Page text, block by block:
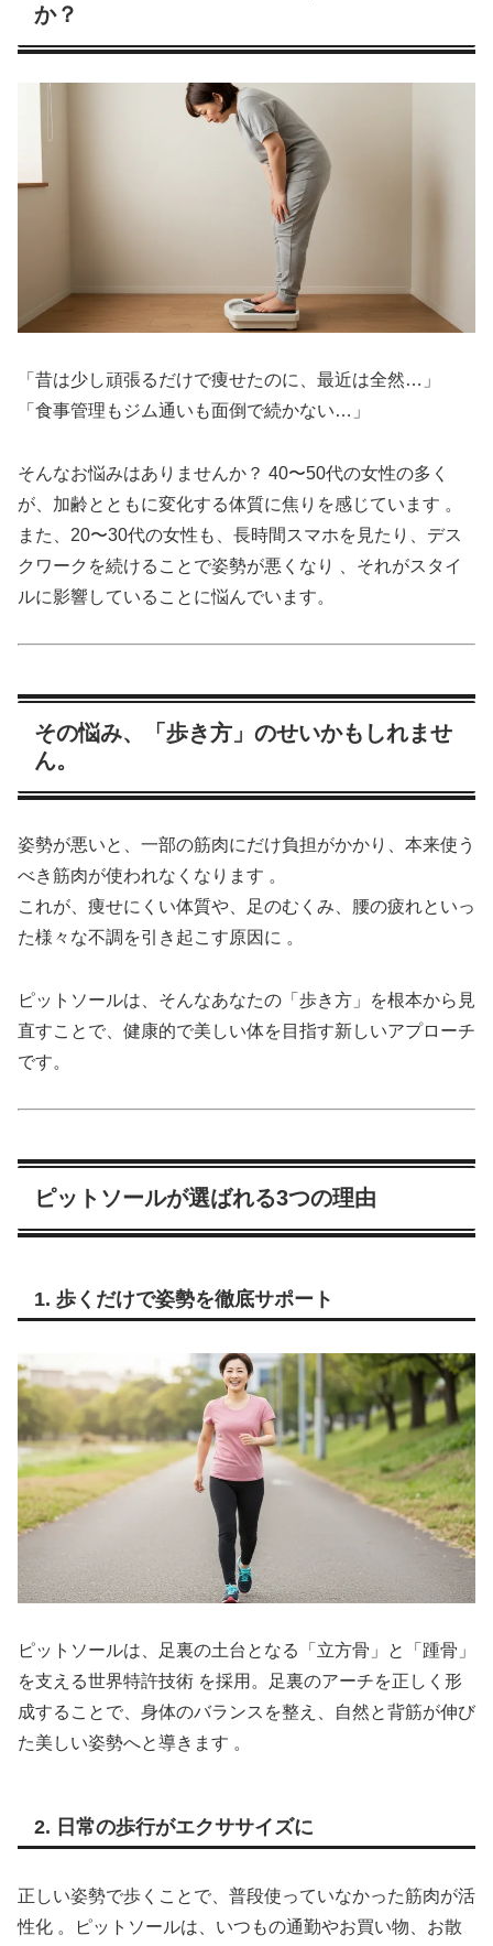
か？
「昔は少し頑張るだけで痩せたのに、最近は全然…」
「食事管理もジム通いも面倒で続かない…」
そんなお悩みはありませんか？ 40〜50代の女性の多く
が、加齢とともに変化する体質に焦りを感じています 。
また、20〜30代の女性も、長時間スマホを見たり、デス
クワークを続けることで姿勢が悪くなり 、それがスタイ
ルに影響していることに悩んでいます。
その悩み、「歩き方」のせいかもしれませ
ん。
姿勢が悪いと、一部の筋肉にだけ負担がかかり、本来使う
べき筋肉が使われなくなります 。
これが、痩せにくい体質や、足のむくみ、腰の疲れといっ
た様々な不調を引き起こす原因に 。
ピットソールは、そんなあなたの「歩き方」を根本から見
直すことで、健康的で美しい体を目指す新しいアプローチ
です。
ピットソールが選ばれる3つの理由
1. 歩くだけで姿勢を徹底サポート
ピットソールは、足裏の土台となる「立方骨」と「踵骨」
を支える世界特許技術 を採用。足裏のアーチを正しく形
成することで、身体のバランスを整え、自然と背筋が伸び
た美しい姿勢へと導きます 。
2. 日常の歩行がエクササイズに
正しい姿勢で歩くことで、普段使っていなかった筋肉が活
性化 。ピットソールは、いつもの通勤やお買い物、お散